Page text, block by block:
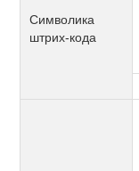
Символика
штрих-кода